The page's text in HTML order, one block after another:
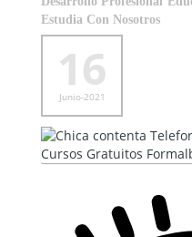
Estudia Con Nosotros
16
Junio-2021